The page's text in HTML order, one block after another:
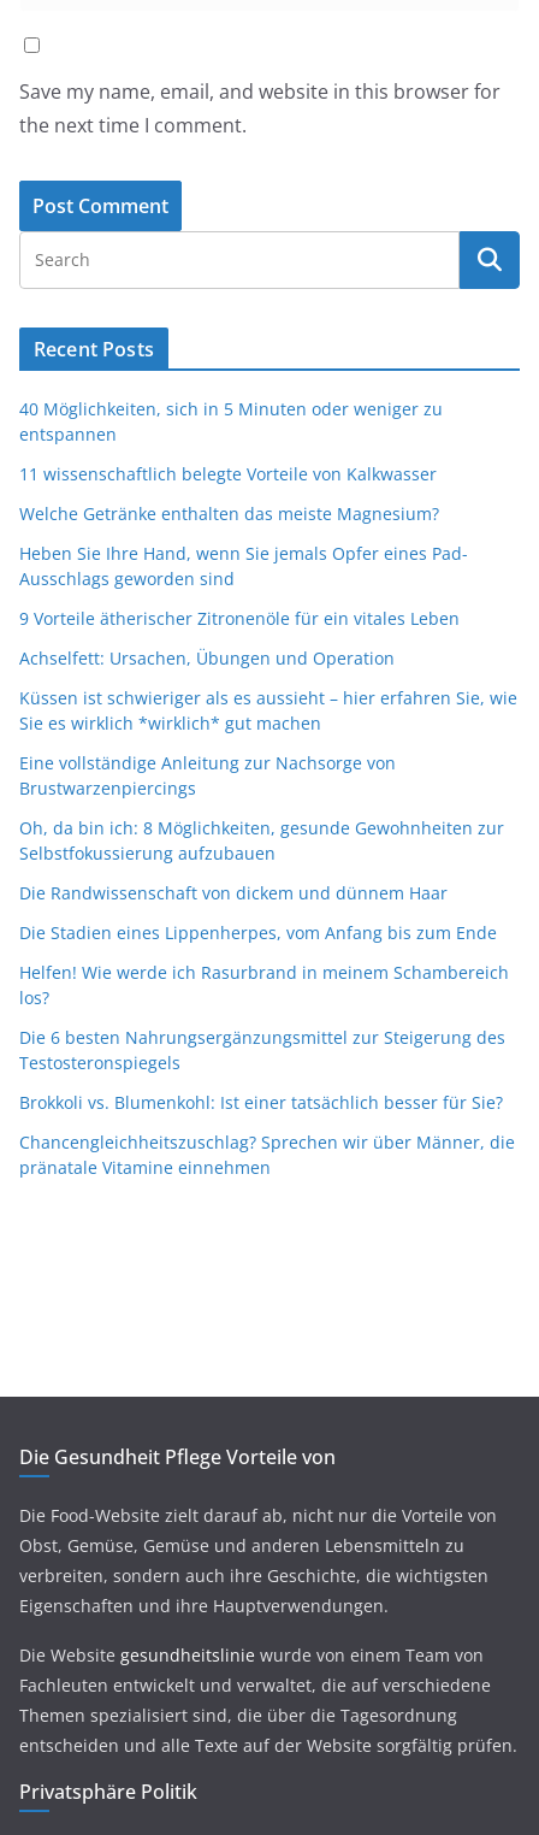
Save my name, email, and website in this browser for
the next time I comment.
Recent Posts
40 Möglichkeiten, sich in 5 Minuten oder weniger zu
entspannen
11 wissenschaftlich belegte Vorteile von Kalkwasser
Welche Getränke enthalten das meiste Magnesium?
Heben Sie Ihre Hand, wenn Sie jemals Opfer eines Pad-
Ausschlags geworden sind
9 Vorteile ätherischer Zitronenöle für ein vitales Leben
Achselfett: Ursachen, Übungen und Operation
Küssen ist schwieriger als es aussieht – hier erfahren Sie, wie
Sie es wirklich *wirklich* gut machen
Eine vollständige Anleitung zur Nachsorge von
Brustwarzenpiercings
Oh, da bin ich: 8 Möglichkeiten, gesunde Gewohnheiten zur
Selbstfokussierung aufzubauen
Die Randwissenschaft von dickem und dünnem Haar
Die Stadien eines Lippenherpes, vom Anfang bis zum Ende
Helfen! Wie werde ich Rasurbrand in meinem Schambereich
los?
Die 6 besten Nahrungsergänzungsmittel zur Steigerung des
Testosteronspiegels
Brokkoli vs. Blumenkohl: Ist einer tatsächlich besser für Sie?
Chancengleichheitszuschlag? Sprechen wir über Männer, die
pränatale Vitamine einnehmen
Die Gesundheit Pflege Vorteile von
Die Food-Website zielt darauf ab, nicht nur die Vorteile von
Obst, Gemüse, Gemüse und anderen Lebensmitteln zu
verbreiten, sondern auch ihre Geschichte, die wichtigsten
Eigenschaften und ihre Hauptverwendungen.
Die Website gesundheitslinie wurde von einem Team von
Fachleuten entwickelt und verwaltet, die auf verschiedene
Themen spezialisiert sind, die über die Tagesordnung
entscheiden und alle Texte auf der Website sorgfältig prüfen.
Privatsphäre Politik